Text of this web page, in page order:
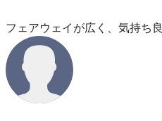
フェアウェイが広く、気持ち